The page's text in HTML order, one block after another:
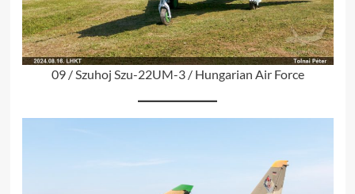
09 / Szuhoj Szu-22UM-3 / Hungarian Air Force